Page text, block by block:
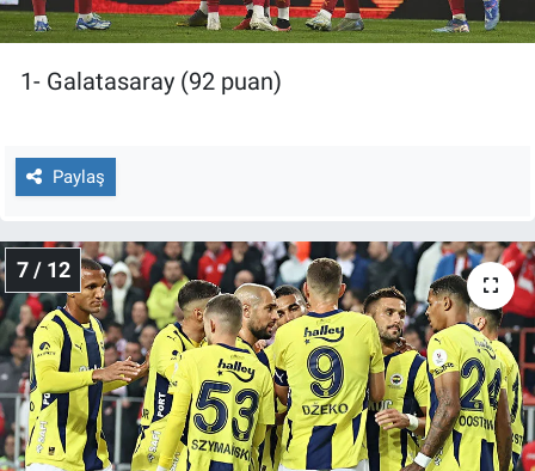
1- Galatasaray (92 puan)
Paylaş
7 / 12